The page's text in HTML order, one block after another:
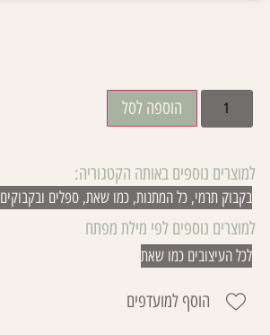
הוספה לסל
למוצרים נוספים באותה הקטגוריה:
בקבוק תרמי, כל המתנות, כמו שאת, ספלים ובקבוקים
למוצרים נוספים לפי מילת מפתח
לכל העיצובים כמו שאת
הוסף למועדפים